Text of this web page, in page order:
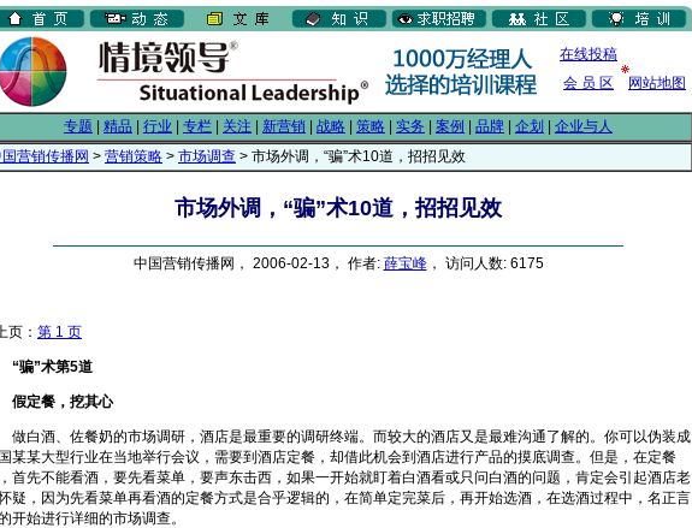
在线投稿
会 员 区
网站地图
专题 精品 行业 专栏 关注 新营销 战略 策略 实务 案例 品牌 企划
企业与人
营销传播网 > 营销策略 > 市场调查 > 市场外调，“骗”术10道，招招见效
市场外调，“骗”术10道，招招见效
中国营销传播网， 2006-02-13， 作者: 薛宝峰， 访问人数: 6175
页： 第 1 页
“骗”术第5道
定餐，挖其心
白酒、佐餐奶的市场调研，酒店是最重要的调研终端。而较大的酒店又是最难沟通了解的。你可以伪装成
某某大型行业在当地举行会议，需要到酒店定餐，却借此机会到酒店进行产品的摸底调查。但是，在定餐
首先不能看酒，要先看菜单，要声东击西，如果一开始就盯着白酒看或只问白酒的问题，肯定会引起酒店老
疑，因为先看菜单再看酒的定餐方式是合乎逻辑的，在简单定完菜后，再开始选酒，在选酒过程中，名正言
开始进行详细的市场调查。